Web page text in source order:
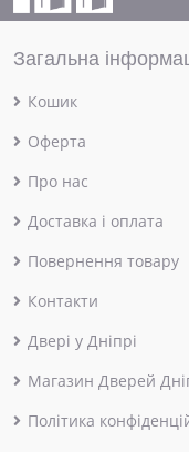
Загальна
Кошик
Оферта
Про нас
Доставка і оплата
Повернення товару
Контакти
Двері у Дніпрі
Магазин Дверей
Політика